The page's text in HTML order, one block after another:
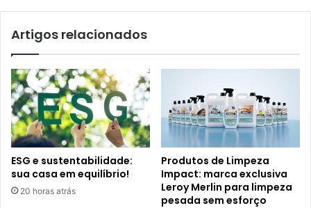
Artigos relacionados
ESG e sustentabilidade:
sua casa em equilíbrio!
20 horas atrás
Produtos de Limpeza
Impact: marca exclusiva
Leroy Merlin para limpeza
pesada sem esforço